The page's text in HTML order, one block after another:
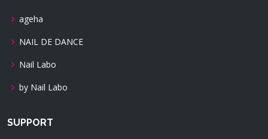
ageha
NAIL DE DANCE
Nail Labo
by Nail Labo
SUPPORT